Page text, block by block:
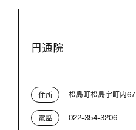
円通院
住所 松島町松島字町内67
電話 022-354-3206